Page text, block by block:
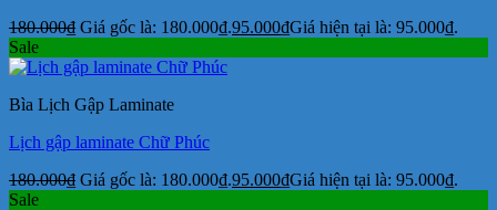
180.000₫ Giá gốc là: 180.000₫.95.000₫Giá hiện tại là: 95.000₫.
Sale
Bìa Lịch Gập Laminate
Lịch gập laminate Chữ Phúc
180.000₫ Giá gốc là: 180.000₫.95.000₫Giá hiện tại là: 95.000₫.
Sale